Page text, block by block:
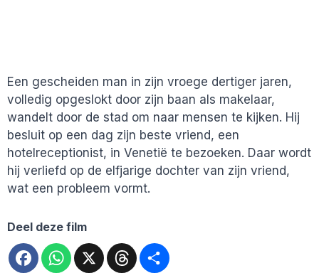
Een gescheiden man in zijn vroege dertiger jaren,
volledig opgeslokt door zijn baan als makelaar,
wandelt door de stad om naar mensen te kijken. Hij
besluit op een dag zijn beste vriend, een
hotelreceptionist, in Venetië te bezoeken. Daar wordt
hij verliefd op de elfjarige dochter van zijn vriend,
wat een probleem vormt.
Deel deze film
FacebookWhatsApp
X Threads